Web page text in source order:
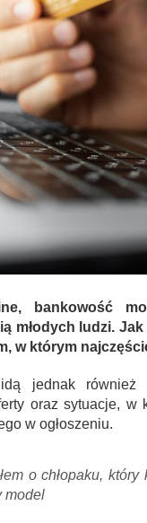
bankowość
młodych ludzi.
w którym
jednak również
oraz sytuacje, w
w ogłoszeniu.
o chłopaku,
model